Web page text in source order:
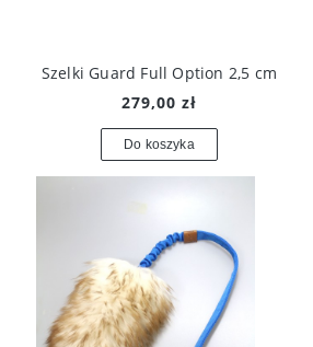
Szelki Guard Full Option 2,5 cm
279,00 zł
Do koszyka